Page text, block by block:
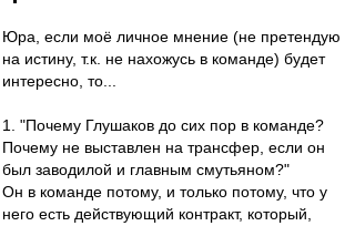
Юра, если моё личное мнение (не претендую
на истину, т.к. не нахожусь в команде) будет
интересно, то...
1. "Почему Глушаков до сих пор в команде?
Почему не выставлен на трансфер, если он
был заводилой и главным смутьяном?"
Он в команде потому, и только потому, что у
него есть действующий контракт, который,